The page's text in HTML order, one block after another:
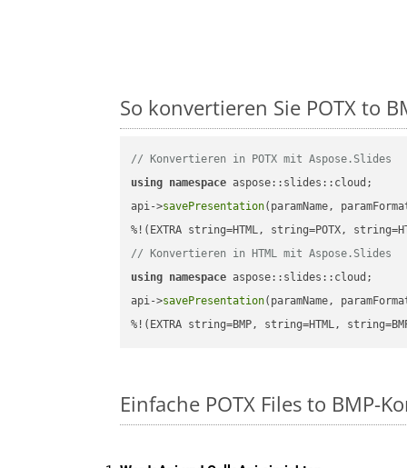
So konvertieren Sie POTX to
// Konvertieren in POTX mit Aspose.Slides
using namespace
api->savePresentation(paramName,
// Konvertieren in HTML mit Aspose.Slides
using namespace
api->savePresentation(paramName,
%!(EXTRA string=BMP, string=HTML,
Einfache POTX Files to BMP-